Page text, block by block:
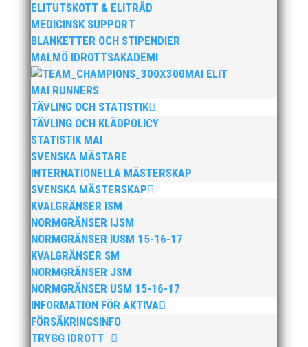
ELITUTSKOTT & ELITRÅD
MEDICINSK SUPPORT
BLANKETTER OCH STIPENDIER
MALMÖ IDROTTSAKADEMI
MAI ELIT
MAI RUNNERS
TÄVLING OCH STATISTIK
TÄVLING OCH KLÄDPOLICY
STATISTIK MAI
SVENSKA MÄSTARE
INTERNATIONELLA MÄSTERSKAP
SVENSKA MÄSTERSKAP
KVALGRÄNSER ISM
NORMGRÄNSER IJSM
NORMGRÄNSER IUSM 15-16-17
KVALGRÄNSER SM
NORMGRÄNSER JSM
NORMGRÄNSER USM 15-16-17
INFORMATION FÖR AKTIVA
FÖRSÄKRINGSINFO
TRYGG IDROTT
Anders Hallström, 55, blir ny klubbchef i MAI.
Han börjar sin anställning den 13 april. Anders
har ett brett idrottsintresse och har bland
annat fungerat som tränare inom hockeyn i
Trelleborg och fotbollen i Höllviken tidigare. I
fortsättningen blir det dock friidrott...